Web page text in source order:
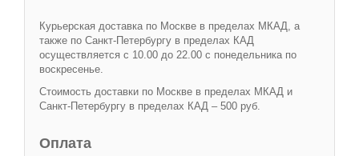
Курьерская доставка по Москве в пределах МКАД, а
также по Санкт-Петербургу в пределах КАД
осуществляется с 10.00 до 22.00 с понедельника по
воскресенье.
Стоимость доставки по Москве в пределах МКАД и
Санкт-Петербургу в пределах КАД – 500 руб.
Оплата